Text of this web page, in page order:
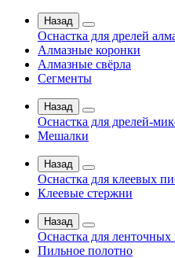
Назад
Оснастка для дрелей
Алмазные коронки
Алмазные свёрла
Сегменты
Назад
Оснастка для дрелей-
Мешалки
Назад
Оснастка для клеевых
Клеевые стержни
Назад
Оснастка для ленточных
Пильное полотно